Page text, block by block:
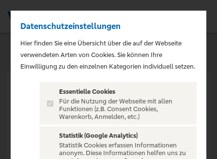
VERANSTALTUNG NICHT
GEFUNDEN
Datenschutzeinstellungen
Hier finden Sie eine Übersicht über die auf der Webseite
verwendeten Arten von Cookies. Sie können Ihre
Einwilligung zu den einzelnen Kategorien individuell setzen.
Essentielle Cookies
Für die Nutzung der Webseite mit allen
Funktionen (z.B. Consent Cookies,
Warenkorb, Anmelden, etc.)
Statistik (Google Analytics)
Statistik Cookies erfassen Informationen
anonym. Diese Informationen helfen uns zu